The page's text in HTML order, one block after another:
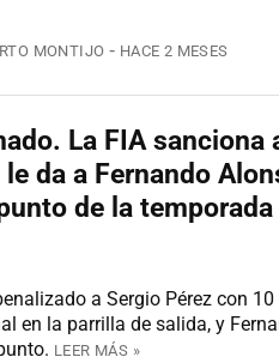
MONTIJO HACE 2 MESES
La FIA sanciona
le da a Fernando
de la temporada
a Sergio Pérez con
en la parrilla de salida, y
LEER MÁS »